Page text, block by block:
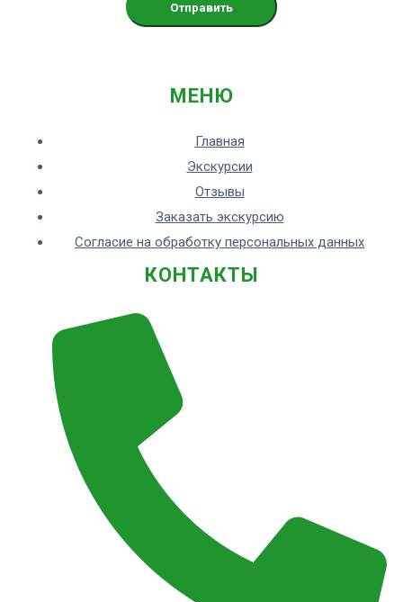
МЕНЮ
Главная
Экскурсии
Отзывы
Заказать экскурсию
Согласие на обработку персональных данных
КОНТАКТЫ